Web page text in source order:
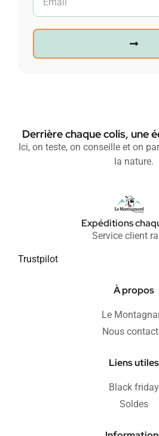
Derrière chaque colis, une
Ici, on teste, on conseille et on
la nature.
Expéditions
Service client
Trustpilot
À propos
Le
Nous
Liens utiles
Black friday
Soldes